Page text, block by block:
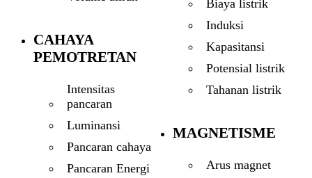
CAHAYA
PEMOTRETAN
Intensitas
pancaran
Luminansi
Pancaran cahaya
Pancaran Energi
Biaya listrik
Induksi
Kapasitansi
Potensial listrik
Tahanan listrik
MAGNETISME
Arus magnet